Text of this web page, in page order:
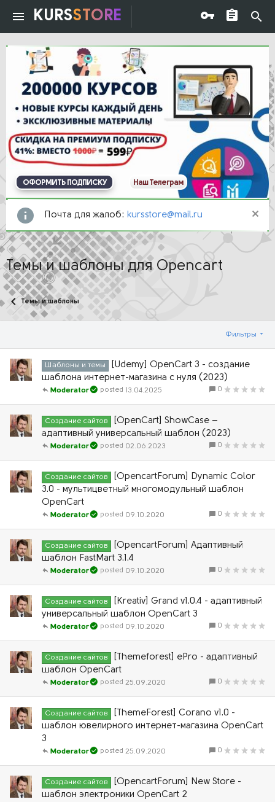
KURSSTORE
ОФОРМИТЬ ПОДПИСКУ Наш Телеграм
Почта для жалоб: kursstore@mail.ru
Темы и шаблоны для Opencart
Темы и шаблоны
Фильтры
Шаблоны и темы
[Udemy] OpenCart 3 - создание
шаблона интернет-магазина с нуля (2023)
0
13.04.2025
Moderator
Создание сайтов
[OpenCart] ShowCase –
адаптивный универсальный шаблон (2023)
0
02.06.2023
Moderator
Создание сайтов
[OpencartForum] Dynamic Color
3.0 - мультицветный многомодульный шаблон
OpenCart
0
09.10.2020
Moderator
Создание сайтов
[OpencartForum] Адаптивный
шаблон FastMart 3.1.4
0
09.10.2020
Moderator
Создание сайтов
[Kreativ] Grand v1.0.4 - адаптивный
универсальный шаблон OpenCart 3
0
09.10.2020
Moderator
Создание сайтов
[Themeforest] ePro - адаптивный
шаблон OpenCart
0
25.09.2020
Moderator
Создание сайтов
[ThemeForest] Corano v1.0 -
шаблон ювелирного интернет-магазина OpenCart
3
0
25.09.2020
Moderator
Создание сайтов
[OpencartForum] New Store -
шаблон электроники OpenCart 2